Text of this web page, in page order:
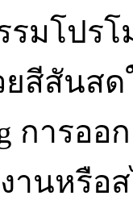
มโปร
สีสันส
การอ
านหรือ